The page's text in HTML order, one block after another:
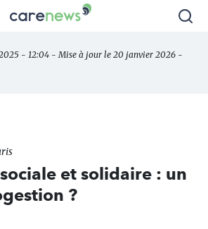
Carenews,
des
- 12:04 - Mise à jour le 20 janvier 2026 -
sociale et solidaire : un
?